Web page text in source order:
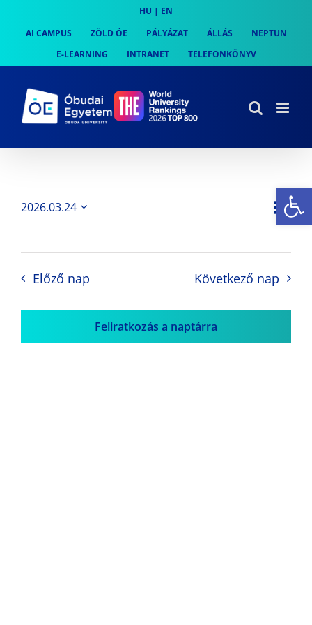
content
HU | EN
AI CAMPUS
ZÖLD ÓE PÁLYÁZAT ÁLLÁS
NEPTUN
E-LEARNING
INTRANET TELEFONKÖNYV
Nap
2026.03.24
Előző nap Következő nap
Feliratkozás a naptárra